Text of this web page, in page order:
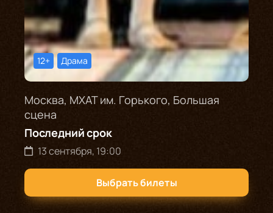
12+ Драма
Москва, МХАТ им. Горького, Большая
сцена
Последний срок
13 сентября, 19:00
Выбрать билеты